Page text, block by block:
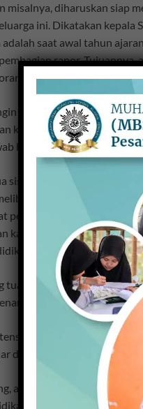
misalnya, diharuskan siap
ini. Dikatakan kepala
saat awal tahun
rapor.
tua, selain sekolah dan
orang tua siswa pasrah
keluarga arahnya
bersama,” jelas Rozaq
siswa, lanjutnya, salah
orang tua siswa
pembagian raport, pihak
karirnya untuk turut
anaknya.
tua siswa juga harus
anaknya.
sekecil apapun harus
dan bangga dengan
ada sejumlah sekolah
keluarga atau